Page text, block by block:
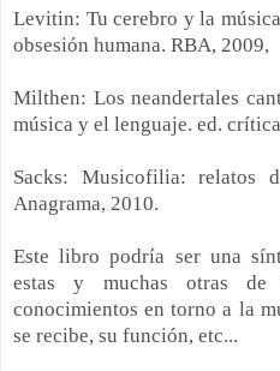
Levitin: Tu cerebro y la
obsesión humana. RBA, 2009,
Milthen: Los neandertales
música y el lenguaje. ed.
Sacks: Musicofilia: relatos
Anagrama, 2010.
Este libro podría ser una
estas y muchas otras
conocimientos en torno a la
se recibe, su función, etc...